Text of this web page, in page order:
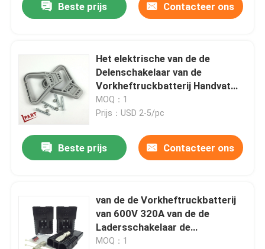
Huis
Video's
Beste prijs Contacteer ons
Het elektrische van de de
Delenschakelaar van de
Vorkheftruckbatterij Handvat
175A
MOQ：1
Prijs：USD 2-5/pc
Beste prijs Contacteer ons
van de de Vorkheftruckbatterij
van 600V 320A van de de
Ladersschakelaar de
Stopsre320 Zwarte
MOQ：1